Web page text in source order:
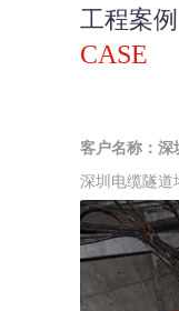
工程案例
CASE
客户名称：深
深圳电缆隧道